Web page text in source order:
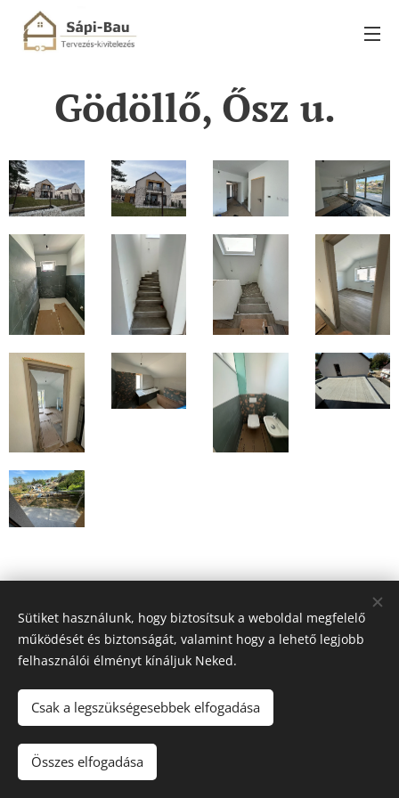
Gödöllő, Ősz u.
© 2024 Sápi-Bau Kft. 2100 Gödöllő, Dózsa György út 18. Fszt. 1.
Az oldalt a
Sütiket használunk, hogy biztosítsuk a weboldal megfelelő
működését és biztonságát, valamint hogy a lehető legjobb
felhasználói élményt kínáljuk Neked.
Csak a legszükségesebbek elfogadása
Összes elfogadása